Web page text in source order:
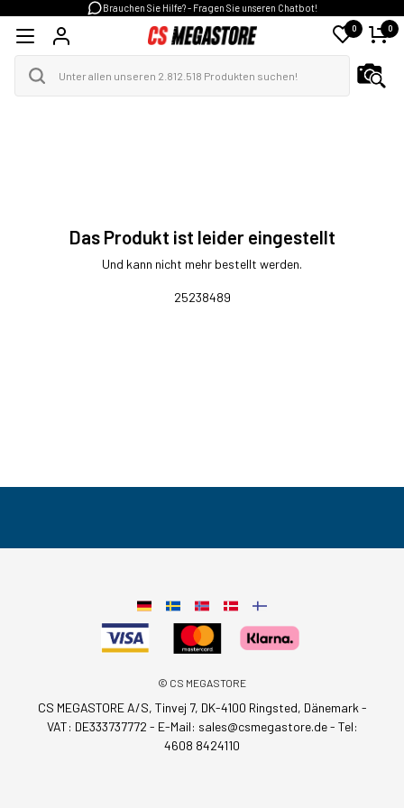
Brauchen Sie Hilfe? - Fragen Sie unseren Chatbot!
0 0
Das Produkt ist leider eingestellt
Und kann nicht mehr bestellt werden.
25238489
© CS MEGASTORE
CS MEGASTORE A/S, Tinvej 7, DK-4100 Ringsted, Dänemark -
VAT: DE333737772 - E-Mail: sales@csmegastore.de- Tel:
4608 8424110